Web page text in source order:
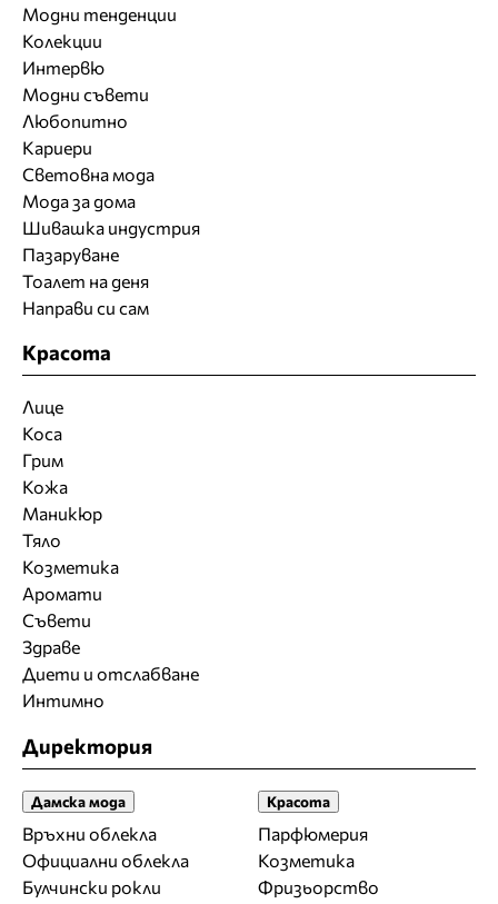
Модни тенденции
Колекции
Интервю
Модни съвети
Любопитно
Кариери
Световна мода
Мода за дома
Шивашка индустрия
Пазаруване
Тоалет на деня
Направи си сам
Красота
Лице
Коса
Грим
Кожа
Маникюр
Тяло
Козметика
Аромати
Съвети
Здраве
Диети и отслабване
Интимно
Директория
Дамска мода
Връхни облекла
Официални облекла
Булчински рокли
Красота
Парфюмерия
Козметика
Фризьорство